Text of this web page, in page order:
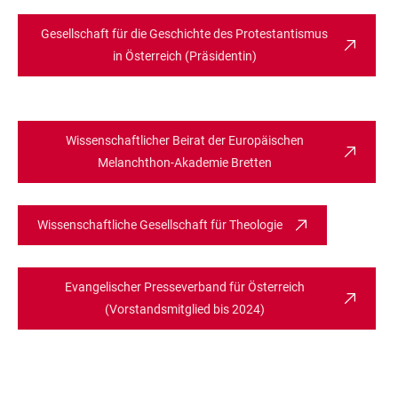
Gesellschaft für die Geschichte des Protestantismus
in Österreich (Präsidentin)
Wissenschaftlicher Beirat der Europäischen
Melanchthon-Akademie Bretten
Wissenschaftliche Gesellschaft für Theologie
Evangelischer Presseverband für Österreich
(Vorstandsmitglied bis 2024)